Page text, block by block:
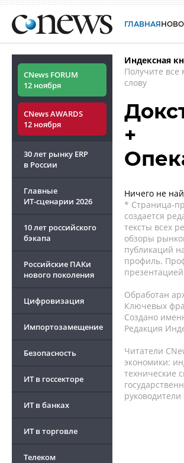
ГЛАВНАЯ
CNews FORUM
12 ноября
CNews AWARDS
12 ноября
30 лет рынку ERP
в России
Главные
ИТ-сценарии 2026
10 лет российского
бэкапа
Российские ПАКи
нового поколения
Цифровизация
Импортозамещение
Безопасность
ИТ в госсекторе
ИТ в банках
ИТ в торговле
Телеком
Индексная
Получите
слову
+
Ничего не
* Страница-
создается
тексты всех
обзоры
публикаций
профиль.
Обработан
Ключевых
Создано
Редакция
Читатели
экономики:
технические